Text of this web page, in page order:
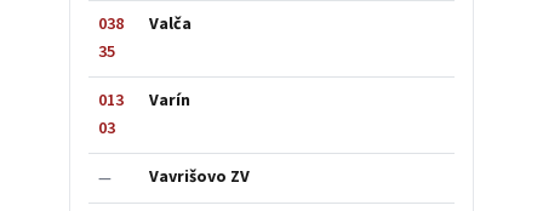
038
35
Valča
013
03
Varín
— Vavrišovo ZV